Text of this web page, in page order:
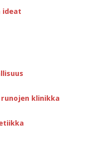
ideat
klinikka